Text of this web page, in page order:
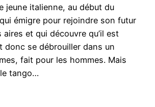
jeune italienne, au début du
émigre pour rejoindre son futur
aires et qui découvre qu’il est
donc se débrouiller dans un
fait pour les hommes. Mais
tango…